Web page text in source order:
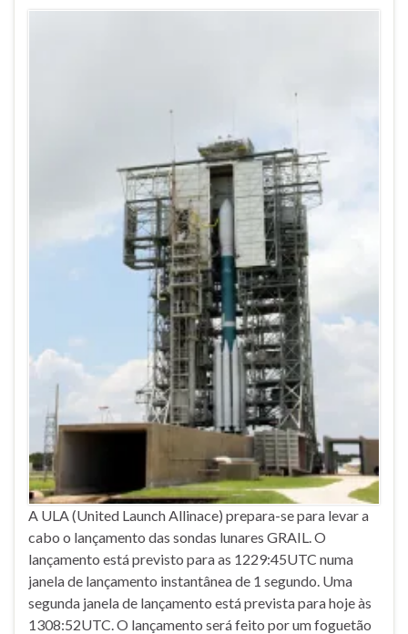
A ULA (United Launch Allinace) prepara-se para levar a
cabo o lançamento das sondas lunares GRAIL. O
lançamento está previsto para as 1229:45UTC numa
janela de lançamento instantânea de 1 segundo. Uma
segunda janela de lançamento está prevista para hoje às
1308:52UTC. O lançamento será feito por um foguetão